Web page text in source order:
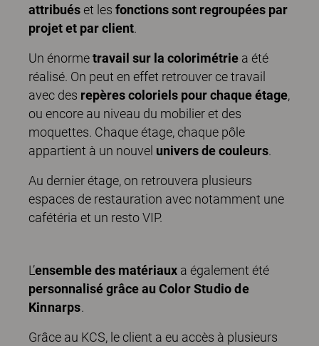
attribuéset les fonctions sont regroupées par
projet et par client.
Un énormetravail sur la colorimétrie a été
réalisé. On peut en effet retrouver ce travail
avec des repères coloriels pour chaque étage,
ou encore au niveau du mobilier et des
moquettes. Chaque étage, chaque pôle
appartient à un nouvel univers de couleurs.
Au dernier étage, on retrouvera plusieurs
espaces de restauration avec notamment une
cafétéria et un resto VIP.
L’ensemble des matériaux a également été
personnalisé grâce au Color Studio de
Kinnarps.
Grâce au KCS, le client a eu accès à plusieurs